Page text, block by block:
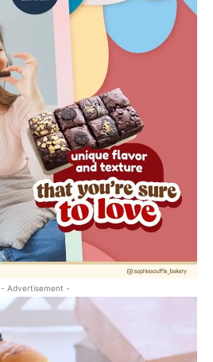
- Advertisement -